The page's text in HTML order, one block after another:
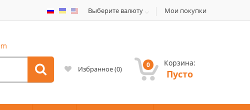
Выберите валюту Мои покупки
Избранное(0) 0 Корзина:
Пусто